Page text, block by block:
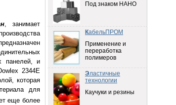
, занимает
панелей, и
2344E
которая
для
еще более
Под знаком НАНО
КабельПРОМ
Применение и
переработка
полимеров
Эластичные
технологии
Каучуки и резины